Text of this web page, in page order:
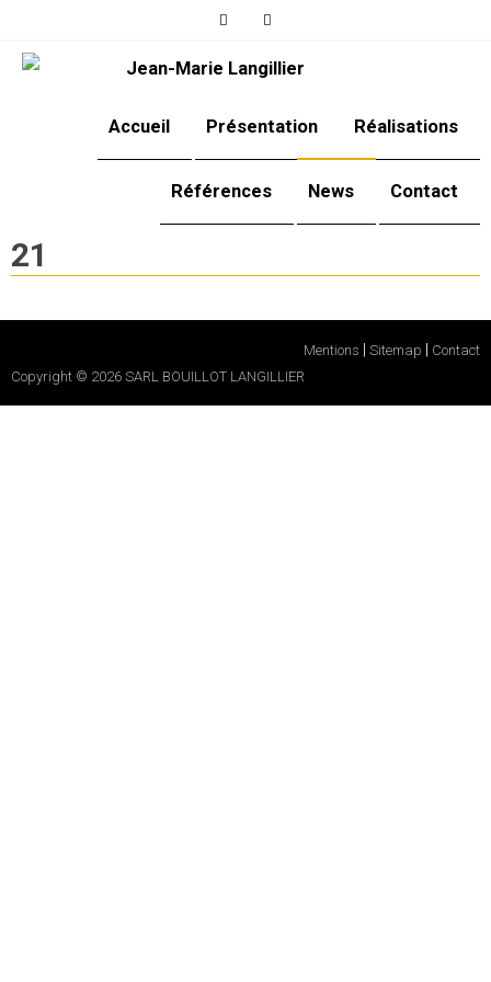
Accueil Présentation Réalisations
Références News Contact
21
Mentions Sitemap
Contact
Copyright © 2026 SARL BOUILLOT LANGILLIER